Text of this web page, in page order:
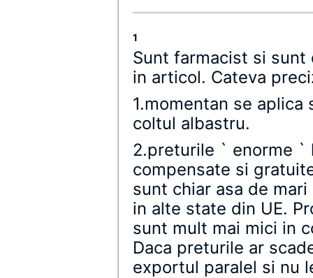
1
Sunt farmacist si
in articol. Cateva
1.momentan se
coltul albastru.
2.preturile ` enorme `
compensate si
sunt chiar asa de
in alte state din UE.
sunt mult mai mici in
Daca preturile ar
exportul paralel si nu